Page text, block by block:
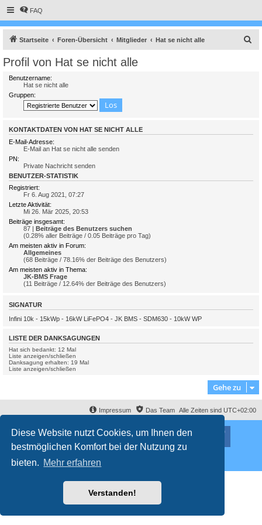
Diese Website nutzt Cookies, um Ihnen den
bestmöglichen Komfort bei der Nutzung zu
bieten. Mehr erfahren
Verstanden!
FAQ
Startseite Foren-Übersicht Mitglieder Hat se nicht alle
Profil von Hat se nicht alle
Benutzername:
Hat se nicht alle
Gruppen:
KONTAKTDATEN VON HAT SE NICHT ALLE
E-Mail-Adresse:
E-Mail an Hat se nicht alle senden
PN:
Private Nachricht senden
BENUTZER-STATISTIK
Registriert:
Fr 6. Aug 2021, 07:27
Letzte Aktivität:
Mi 26. Mär 2025, 20:53
Beiträge insgesamt:
87 | Beiträge des Benutzers suchen
(0.28% aller Beiträge / 0.05 Beiträge pro Tag)
Am meisten aktiv in Forum:
Allgemeines
(68 Beiträge / 78.16% der Beiträge des Benutzers)
Am meisten aktiv in Thema:
JK-BMS Frage
(11 Beiträge / 12.64% der Beiträge des Benutzers)
SIGNATUR
Infini 10k - 15kWp - 16kW LiFePO4 - JK BMS - SDM630 - 10kW WP
LISTE DER DANKSAGUNGEN
Hat sich bedankt: 12 Mal
Liste anzeigen/schließen
Danksagung erhalten: 19 Mal
Liste anzeigen/schließen
Gehe zu
Alle Zeiten sind UTC+02:00
Das Team
Impressum
Nutzungsbedingungen
Datenschutzerklärung
Powered byphpBB® Forum Software © phpBB Limited
Deutsche Übersetzung durchphpBB.de
von ©
Datenschutz
|Nutzungsbedingungen